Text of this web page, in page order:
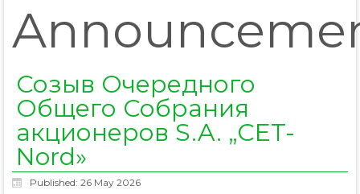
Созыв Очередного
Общего Собрания
акционеров S.A. „CET-
Nord»
Published: 26 May 2026